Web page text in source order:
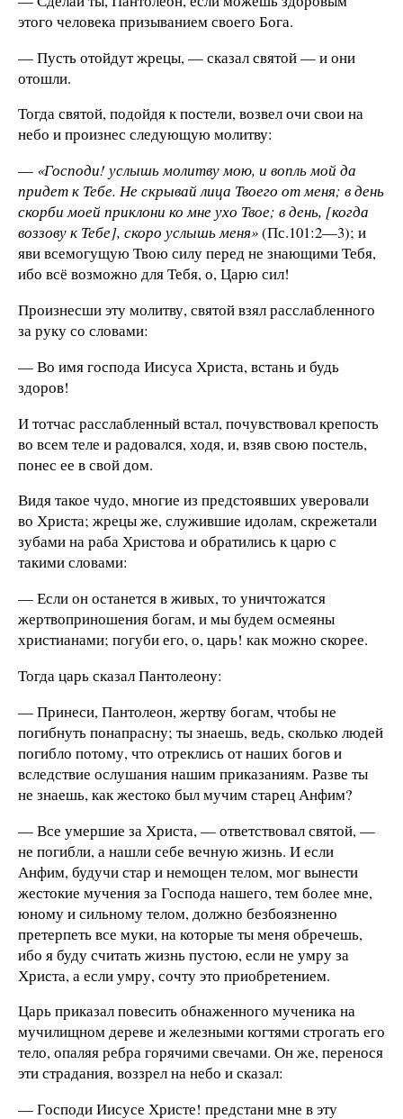
этого человека призыванием своего Бога.
— Пусть отойдут жрецы, — сказал святой — и они
отошли.
Тогда святой, подойдя к постели, возвел очи свои на
небо и произнес следующую молитву:
— «Господи! услышь молитву мою, и вопль мой да
придет к Тебе. Не скрывай лица Твоего от меня; в день
скорби моей приклони ко мне ухо Твое; в день, [когда
воззову к Тебе], скоро услышь меня»(Пс.101:2—3); и
яви всемогущую Твою силу перед не знающими Тебя,
ибо всё возможно для Тебя, о, Царю сил!
Произнесши эту молитву, святой взял расслабленного
за руку со словами:
— Во имя господа Иисуса Христа, встань и будь
здоров!
И тотчас расслабленный встал, почувствовал крепость
во всем теле и радовался, ходя, и, взяв свою постель,
понес ее в свой дом.
Видя такое чудо, многие из предстоявших уверовали
во Христа; жрецы же, служившие идолам, скрежетали
зубами на раба Христова и обратились к царю с
такими словами:
— Если он останется в живых, то уничтожатся
жертвоприношения богам, и мы будем осмеяны
христианами; погуби его, о, царь! как можно скорее.
Тогда царь сказал Пантолеону:
— Принеси, Пантолеон, жертву богам, чтобы не
погибнуть понапрасну; ты знаешь, ведь, сколько людей
погибло потому, что отреклись от наших богов и
вследствие ослушания нашим приказаниям. Разве ты
не знаешь, как жестоко был мучим старец Анфим?
— Все умершие за Христа, — ответствовал святой, —
не погибли, а нашли себе вечную жизнь. И если
Анфим, будучи стар и немощен телом, мог вынести
жестокие мучения за Господа нашего, тем более мне,
юному и сильному телом, должно безбоязненно
претерпеть все муки, на которые ты меня обречешь,
ибо я буду считать жизнь пустою, если не умру за
Христа, а если умру, сочту это приобретением.
Царь приказал повесить обнаженного мученика на
мучилищном дереве и железными когтями строгать его
тело, опаляя ребра горячими свечами. Он же, перенося
эти страдания, воззрел на небо и сказал:
— Господи Иисусе Христе! предстани мне в эту